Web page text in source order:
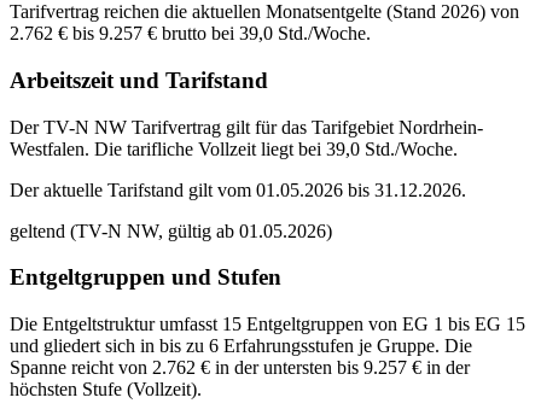
Tarifvertrag reichen die aktuellen Monatsentgelte (Stand 2026) von
2.762 € bis 9.257 € brutto bei 39,0 Std./Woche.
Arbeitszeit und Tarifstand
Der TV-N NW Tarifvertrag gilt für das Tarifgebiet Nordrhein-
Westfalen. Die tarifliche Vollzeit liegt bei 39,0 Std./Woche.
Der aktuelle Tarifstand gilt vom 01.05.2026 bis 31.12.2026.
geltend (TV-N NW, gültig ab 01.05.2026)
Entgeltgruppen und Stufen
Die Entgeltstruktur umfasst 15 Entgeltgruppen von EG 1 bis EG 15
und gliedert sich in bis zu 6 Erfahrungsstufen je Gruppe. Die
Spanne reicht von 2.762 € in der untersten bis 9.257 € in der
höchsten Stufe (Vollzeit).